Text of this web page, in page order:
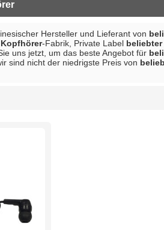
Hersteller und Lieferant von
-Fabrik, Private Label
uns jetzt, um das beste Angebot für
sind nicht der niedrigste Preis von